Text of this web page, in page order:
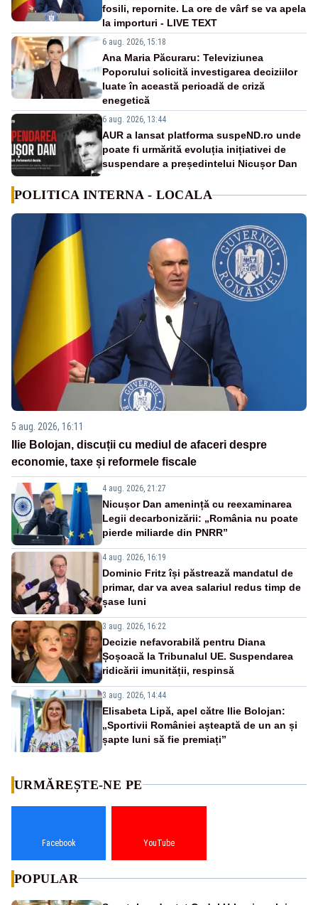
fosili, repornite. La ore de vârf se va apela
la importuri - LIVE TEXT
6 aug. 2026, 15:18
Ana Maria Păcuraru: Televiziunea
Poporului solicită investigarea deciziilor
luate în această perioadă de criză
enegetică
6 aug. 2026, 13:44
AUR a lansat platforma suspeND.ro unde
poate fi urmărită evoluția inițiativei de
suspendare a președintelui Nicușor Dan
POLITICA INTERNA - LOCALA
5 aug. 2026, 16:11
Ilie Bolojan, discuții cu mediul de afaceri despre
economie, taxe și reformele fiscale
4 aug. 2026, 21:27
Nicușor Dan amenință cu reexaminarea
Legii decarbonizării: „România nu poate
pierde miliarde din PNRR”
4 aug. 2026, 16:19
Dominic Fritz își păstrează mandatul de
primar, dar va avea salariul redus timp de
șase luni
3 aug. 2026, 16:22
Decizie nefavorabilă pentru Diana
Șoșoacă la Tribunalul UE. Suspendarea
ridicării imunității, respinsă
3 aug. 2026, 14:44
Elisabeta Lipă, apel către Ilie Bolojan:
„Sportivii României așteaptă de un an și
șapte luni să fie premiați”
URMĂREȘTE-NE PE
Facebook YouTube
POPULAR